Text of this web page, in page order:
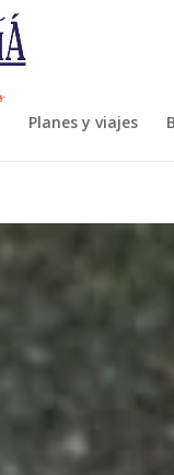
Planes y viajes